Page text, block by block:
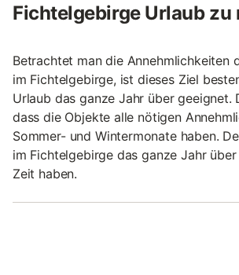
Fichtelgebirge Urlaub zu
Betrachtet man die Annehmlichkeiten
im Fichtelgebirge, ist dieses Ziel
Urlaub das ganze Jahr über geeignet.
dass die Objekte alle nötigen
Sommer- und Wintermonate haben.
im Fichtelgebirge das ganze Jahr
Zeit haben.